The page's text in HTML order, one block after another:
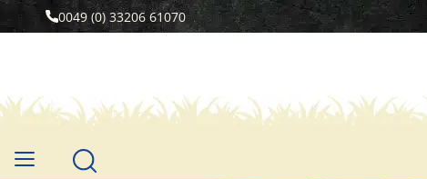
0049 (0) 33206 61070